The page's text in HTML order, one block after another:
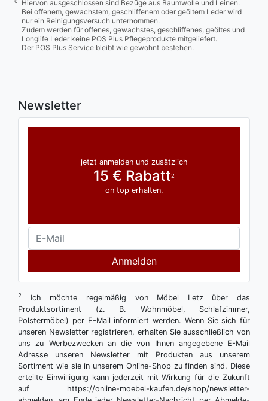
Hiervon ausgeschlossen sind Bezüge aus Baumwolle und Leinen.
Bei offenem, gewachstem, geschliffenem oder geöltem Leder wird
nur ein Reinigungsversuch unternommen.
Zudem werden für offenes, gewachstes, geschliffenes, geöltes und
Longlife Leder keine POS Plus Pflegeprodukte mitgeliefert.
Der POS Plus Service bleibt wie gewohnt bestehen.
Newsletter
jetzt anmelden und zusätzlich
15 € Rabatt2
on top erhalten.
Anmelden
2
Ich möchte regelmäßig von Möbel Letz über das
Produktsortiment (z. B. Wohnmöbel, Schlafzimmer,
Polstermöbel) per E-Mail informiert werden. Wenn Sie sich für
unseren Newsletter registrieren, erhalten Sie ausschließlich von
uns zu Werbezwecken an die von Ihnen angegebene E-Mail
Adresse unseren Newsletter mit Produkten aus unserem
Sortiment wie sie in unserem Online-Shop zu finden sind. Diese
erteilte Einwilligung kann jederzeit mit Wirkung für die Zukunft
auf https://online-moebel-kaufen.de/shop/newsletter-